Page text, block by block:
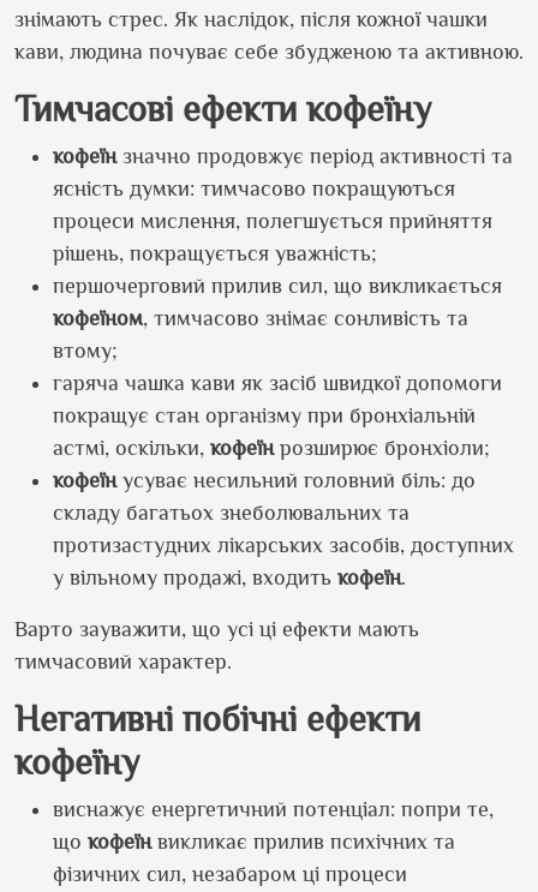
знімають стрес. Як наслідок, після кожної чашки
кави, людина почуває себе збудженою та активною.
Тимчасові ефекти кофеїну
кофеїн значно продовжує період активності та
ясність думки: тимчасово покращуються
процеси мислення, полегшується прийняття
рішень, покращується уважність;
першочерговий прилив сил, що викликається
кофеїном, тимчасово знімає сонливість та
втому;
гаряча чашка кави як засіб швидкої допомоги
покращує стан організму при бронхіальній
астмі, оскільки, кофеїнрозширює бронхіоли;
кофеїн усуває несильний головний біль: до
складу багатьох знеболювальних та
протизастудних лікарських засобів, доступних
у вільному продажі, входить кофеїн.
Варто зауважити, що усі ці ефекти мають
тимчасовий характер.
Негативні побічні ефекти
кофеїну
виснажує енергетичний потенціал: попри те,
що кофеїн викликає прилив психічних та
фізичних сил, незабаром ці процеси